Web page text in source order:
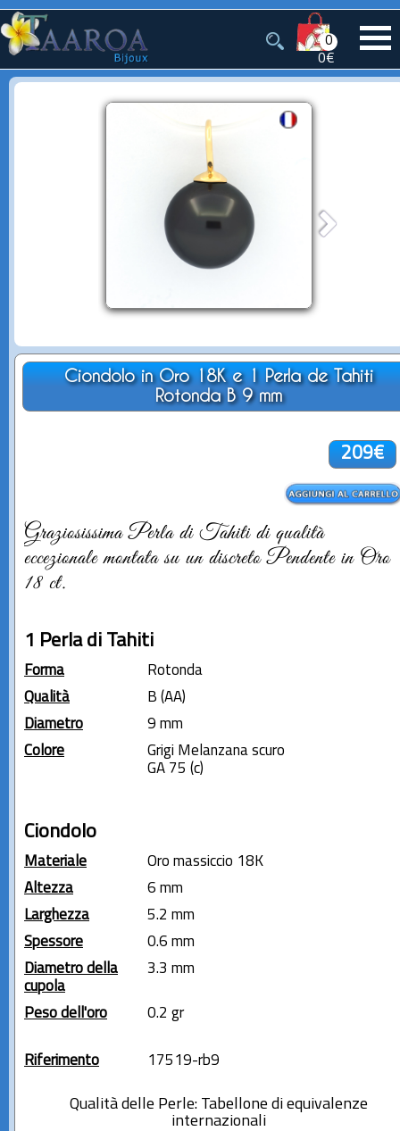
0
0€
Ciondolo in Oro 18K e 1 Perla de Tahiti
Rotonda B 9 mm
209€
Graziosissima Perla di Tahiti di qualità
eccezionale montata su un discreto Pendente in Oro
18 ct.
1 Perla di Tahiti
Forma
Rotonda
Qualità
B (AA)
Diametro
9 mm
Colore
Grigi Melanzana scuro
GA 75 (c)
Ciondolo
Materiale
Oro massiccio 18K
Altezza
6 mm
Larghezza
5.2 mm
Spessore
0.6 mm
Diametro della
cupola
3.3 mm
Peso dell'oro 0.2 gr
Riferimento 17519-rb9
Qualità delle Perle: Tabellone di equivalenze
internazionali